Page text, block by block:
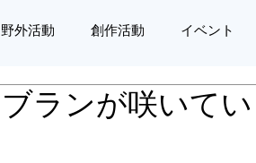
野外活動 創作活動 イベント
ランが咲いて